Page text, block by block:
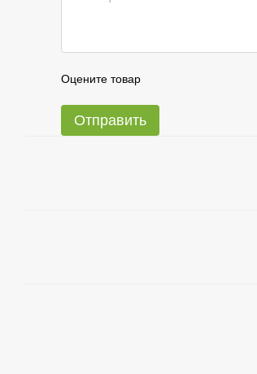
Оцените товар
Отправить